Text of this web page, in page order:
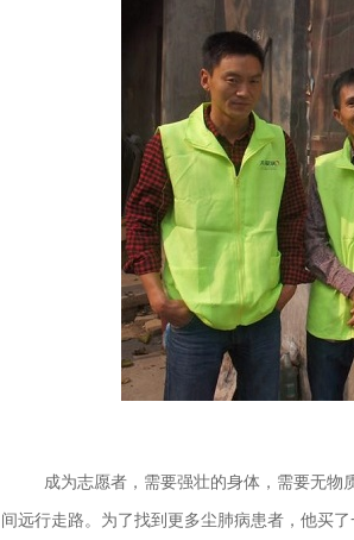
成为志愿者，需要强壮的身体，需要无物
间远行走路。为了找到更多尘肺病患者，他买